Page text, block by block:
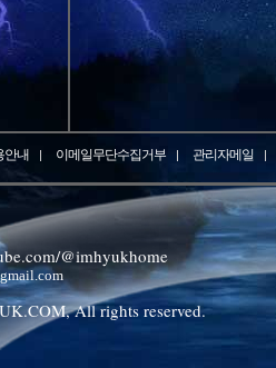
안내 이메일무단수집거부 관리자메일
@imhyukhome
All rights reserved.